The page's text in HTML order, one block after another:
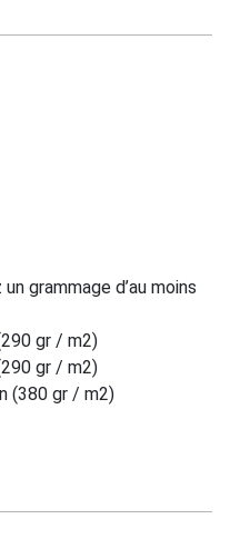
grammage d’au moins
gr / m2)
gr / m2)
(380 gr / m2)